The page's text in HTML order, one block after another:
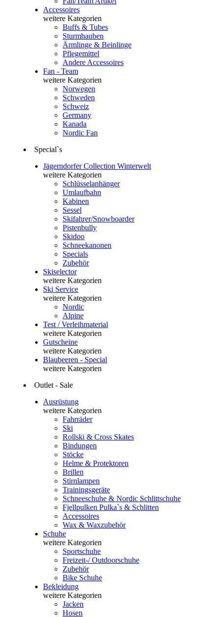
Accessoires
weitere Kategorien
Buffs & Tubes
Sturmhauben
Ärmlinge & Beinlinge
Pflegemittel
Andere Accessoires
Fan - Team
weitere Kategorien
Norwegen
Schweden
Schweiz
Germany
Kanada
Nordic Fan
Special`s
Jägerndorfer Collection Winterwelt
weitere Kategorien
Schlüsselanhänger
Umlaufbahn
Kabinen
Sessel
Skifahrer/Snowboarder
Pistenbully
Skidoo
Schneekanonen
Specials
Zubehör
Skiselector
weitere Kategorien
Ski Service
weitere Kategorien
Nordic
Alpine
Test / Verleihmaterial
weitere Kategorien
Gutscheine
weitere Kategorien
Blaubeeren - Special
weitere Kategorien
Outlet - Sale
Ausrüstung
weitere Kategorien
Fahrräder
Ski
Rollski & Cross Skates
Bindungen
Stöcke
Helme & Protektoren
Brillen
Stirnlampen
Trainingsgeräte
Schneeschuhe & Nordic Schlittschuhe
Fjellpulken Pulka`s & Schlitten
Accessoires
Wax & Waxzubehör
Schuhe
weitere Kategorien
Sportschuhe
Freizeit-/ Outdoorschuhe
Zubehör
Bike Schuhe
Bekleidung
weitere Kategorien
Jacken
Hosen